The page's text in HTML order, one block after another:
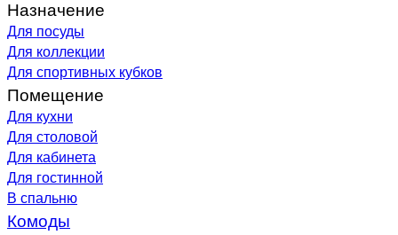
Назначение
Для посуды
Для коллекции
Для спортивных кубков
Помещение
Для кухни
Для столовой
Для кабинета
Для гостинной
В спальню
Комоды